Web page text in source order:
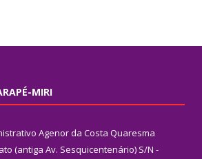
MIRI
Agenor da Costa Quaresma
(antiga Av. Sesquicentenário) S/N -